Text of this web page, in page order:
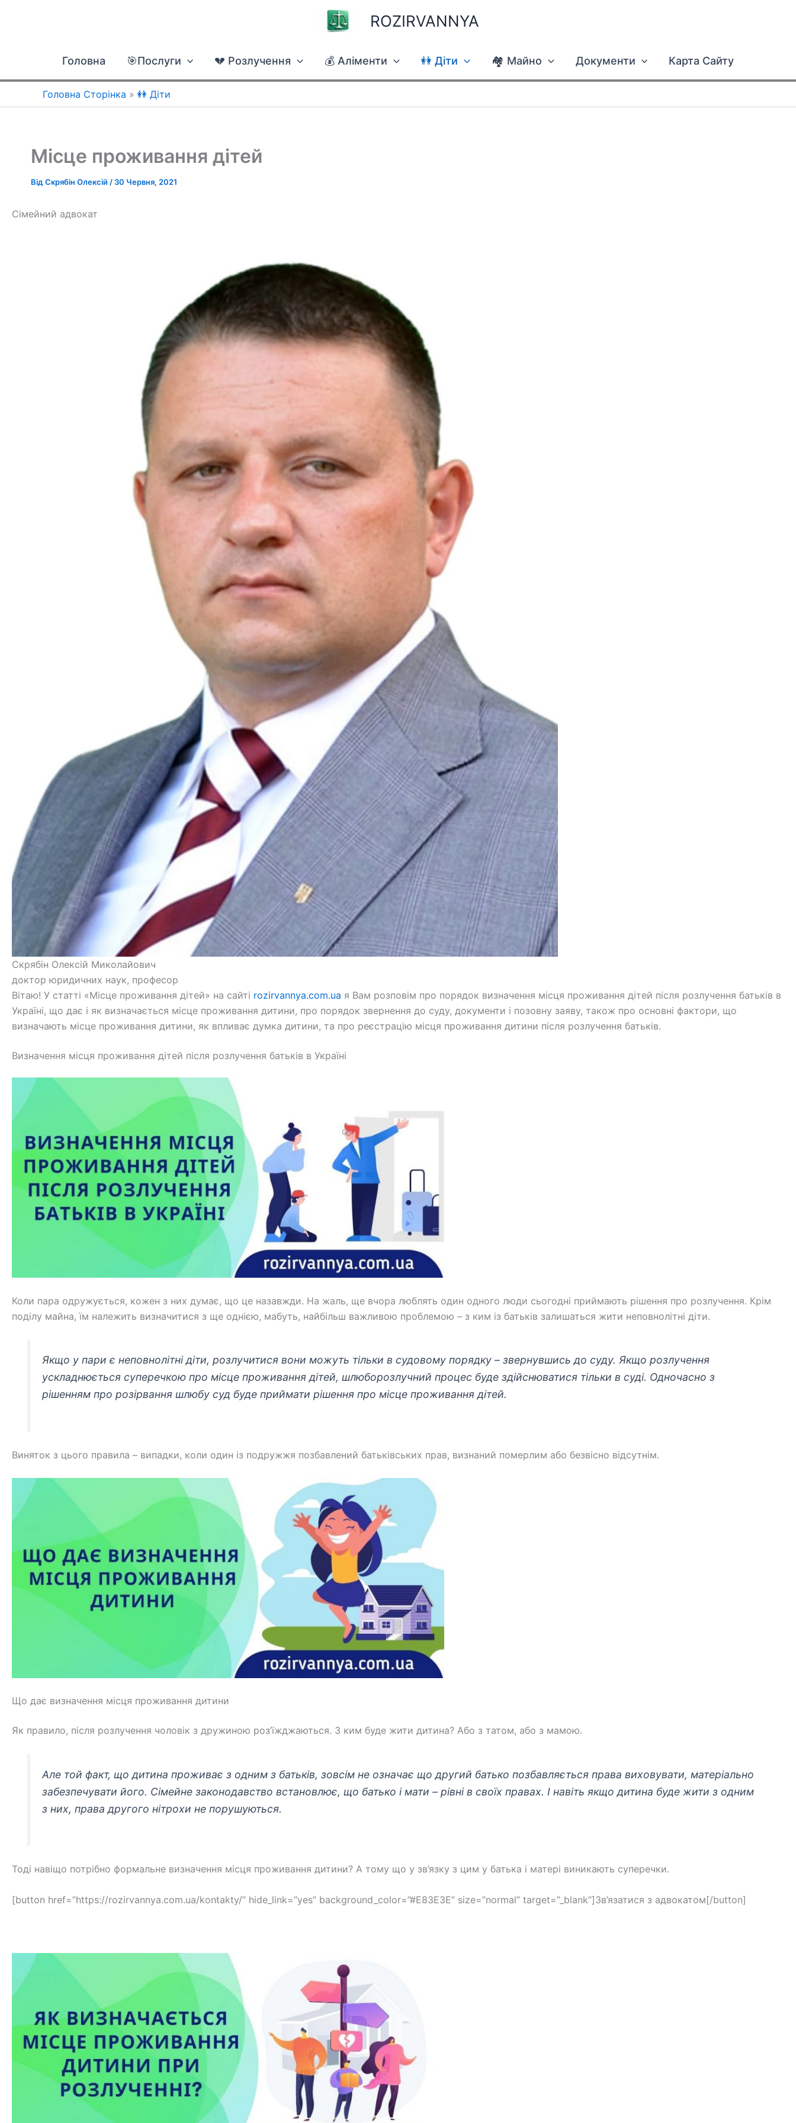
ROZIRVANNYA
Головна 🎯Послуги 💔 Розлучення 💰 Аліменти 👭 Діти 🏘 Майно Документи Карта Сайту
Головна Сторінка » 👭 Діти
Місце проживання дітей
Від Скрябін Олексій / 30 Червня, 2021
Сімейний адвокат
Скрябін Олексій Миколайович
доктор юридичних наук, професор
Вітаю! У статті «Місце проживання дітей» на сайті rozirvannya.com.ua я Вам розповім про порядок визначення місця проживання дітей після розлучення батьків в
Україні, що дає і як визначається місце проживання дитини, про порядок звернення до суду, документи і позовну заяву, також про основні фактори, що
визначають місце проживання дитини, як впливає думка дитини, та про реєстрацію місця проживання дитини після розлучення батьків.
Визначення місця проживання дітей після розлучення батьків в Україні
Коли пара одружується, кожен з них думає, що це назавжди. На жаль, ще вчора люблять один одного люди сьогодні приймають рішення про розлучення. Крім
поділу майна, їм належить визначитися з ще однією, мабуть, найбільш важливою проблемою – з ким із батьків залишаться жити неповнолітні діти.
Якщо у пари є неповнолітні діти, розлучитися вони можуть тільки в судовому порядку – звернувшись до суду. Якщо розлучення
ускладнюється суперечкою про місце проживання дітей, шлюборозлучний процес буде здійснюватися тільки в суді. Одночасно з
рішенням про розірвання шлюбу суд буде приймати рішення про місце проживання дітей.
Виняток з цього правила – випадки, коли один із подружжя позбавлений батьківських прав, визнаний померлим або безвісно відсутнім.
Що дає визначення місця проживання дитини
Як правило, після розлучення чоловік з дружиною роз’їжджаються. З ким буде жити дитина? Або з татом, або з мамою.
Але той факт, що дитина проживає з одним з батьків, зовсім не означає що другий батько позбавляється права виховувати, матеріально
забезпечувати його. Сімейне законодавство встановлює, що батько і мати – рівні в своїх правах. І навіть якщо дитина буде жити з одним
з них, права другого нітрохи не порушуються.
Тоді навіщо потрібно формальне визначення місця проживання дитини? А тому що у зв’язку з цим у батька і матері виникають суперечки.
[button href=”https://rozirvannya.com.ua/kontakty/” hide_link=”yes” background_color=”#E83E3E” size=”normal” target=”_blank”]Зв’язатися з адвокатом[/button]